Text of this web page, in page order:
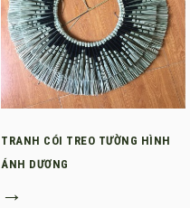
TRANH CÓI TREO TƯỜNG HÌNH
ÁNH DƯƠNG
→